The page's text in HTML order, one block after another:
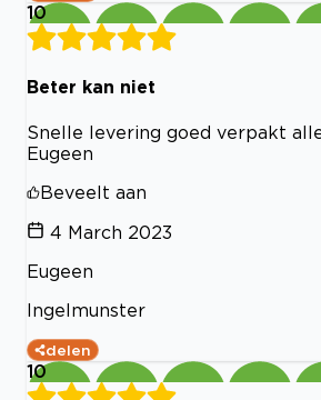
10
Beter kan niet
Snelle levering goed verpakt
Eugeen
Beveelt aan
4 March 2023
Eugeen
Ingelmunster
delen
10